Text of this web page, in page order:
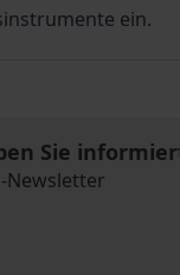
ein.
Sie
Newsletter